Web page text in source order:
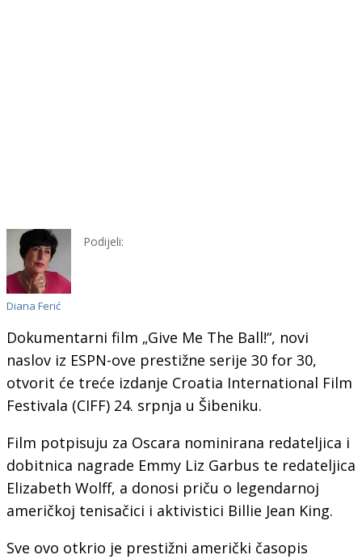
Diana Ferić
Podijeli:
Dokumentarni film „Give Me The Ball!“, novi
naslov iz ESPN-ove prestižne serije 30 for 30,
otvorit će treće izdanje Croatia International Film
Festivala (CIFF) 24. srpnja u Šibeniku.
Film potpisuju za Oscara nominirana redateljica i
dobitnica nagrade Emmy Liz Garbus te redateljica
Elizabeth Wolff, a donosi priču o legendarnoj
američkoj tenisačici i aktivistici Billie Jean King.
Sve ovo otkrio je prestižni američki časopis